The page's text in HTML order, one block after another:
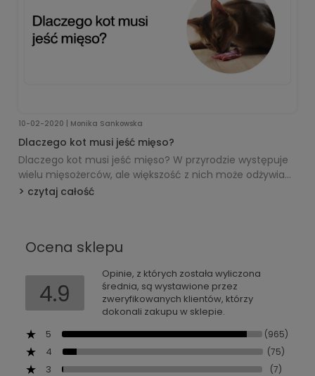
10-02-2020 | Monika Sankowska
Dlaczego kot musi jeść mięso?
Dlaczego kot musi jeść mięso? W przyrodzie występuje
wielu mięsożerców, ale większość z nich może odżywiać
się również roślinami, jeśli nie mają dostępu do
ale też kanapowe mruczki.
czytaj całość
Ocena sklepu
4.9
Opinie, z których została wyliczona
średnia, są wystawione przez
zweryfikowanych klientów, którzy
dokonali zakupu w sklepie.
5
(965)
4 (75)
3 (7)